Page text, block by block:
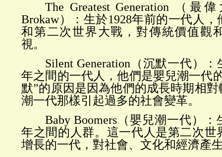
The Greatest Generation （最
Brokaw）：生於1928年前的一代人
和第二次世界大戰，對傳統價值觀
視。
Silent Generation（沉默一代）：
年之間的一代人，他們是嬰兒潮一代
默”的原因是因為他們的成長時期相
潮一代那樣引起過多的社會變革。
Baby Boomers（嬰兒潮一代）：
年之間的人群。這一代人是第二次世
增長的一代，對社會、文化和經濟產